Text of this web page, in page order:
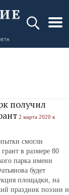
получил
2 марта 2020 в
смогли
в размере 80
парка имени
будет
площадки, на
праздник поэзии и